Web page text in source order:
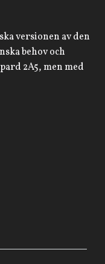
versionen av den
behov och
2A5, men med